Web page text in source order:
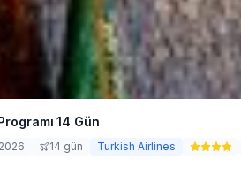
14 Gün
14 gün Turkish Airlines